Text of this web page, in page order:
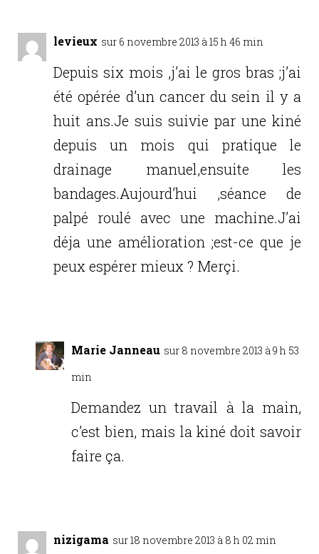
levieux sur 6 novembre 2013 à 15 h 46 min
Depuis six mois ,j’ai le gros bras ;j’ai
été opérée d’un cancer du sein il y a
huit ans.Je suis suivie par une kiné
depuis un mois qui pratique le
drainage manuel,ensuite les
bandages.Aujourd’hui ,séance de
palpé roulé avec une machine.J’ai
déja une amélioration ;est-ce que je
peux espérer mieux ? Merçi.
Marie Janneau sur 8 novembre 2013 à 9 h 53
min
Demandez un travail à la main,
c’est bien, mais la kiné doit savoir
faire ça.
nizigama sur 18 novembre 2013 à 8 h 02 min